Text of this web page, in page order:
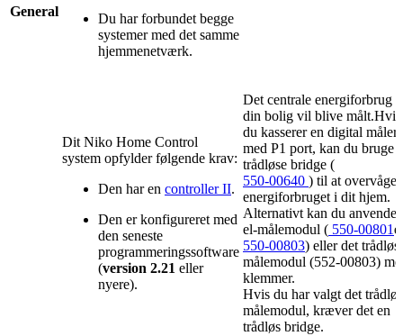
General
Du har forbundet begge
systemer med det samme
hjemmenetværk.
Dit Niko Home Control
system opfylder følgende krav:
Den har en controller II.
Den er konfigureret med
den seneste
programmeringssoftware
(version 2.21 eller
nyere).
Det centrale energiforbrug i
din bolig vil blive målt.Hvis
du kasserer en digital måler
med P1 port, kan du bruge
trådløse bridge (
550-00640 ) til at overvåge
energiforbruget i dit hjem.
Alternativt kan du anvende
el-målemodul ( 550-00801
550-00803) eller det
målemodul (552-00803)
klemmer.
Hvis du har valgt det
målemodul, kræver det en
trådløs bridge.